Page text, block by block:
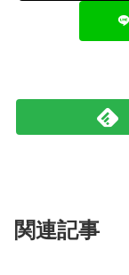
関連記事